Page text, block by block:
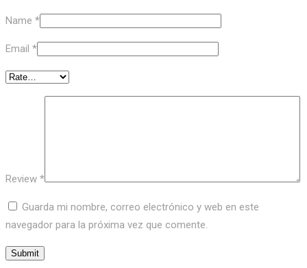
Name *
Email *
Review *
Guarda mi nombre, correo electrónico y web en este
navegador para la próxima vez que comente.